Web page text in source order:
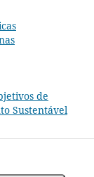
de
Sustentável